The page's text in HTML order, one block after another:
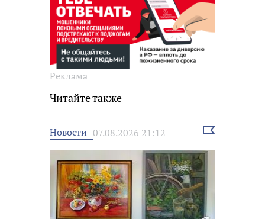
Реклама
Читайте также
Новости 07.08.2026 21:12
Выбрать